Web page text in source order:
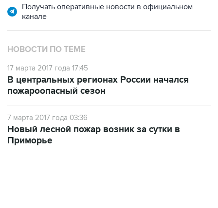
НОВОСТИ ПО ТЕМЕ
17 марта 2017 года 17:45
пожароопасный сезон
7 марта 2017 года 03:36
Приморье